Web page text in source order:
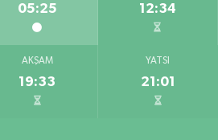
05:25 12:34
AKŞAM
19:33
YATSI
21:01